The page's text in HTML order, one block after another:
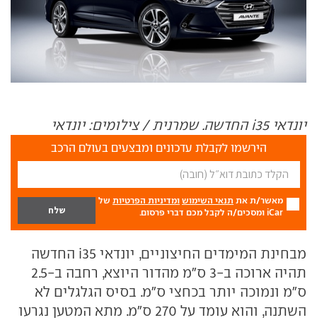
יונדאי i35 החדשה. שמרנית / צילומים: יונדאי
הירשמו לקבלת עדכונים ומבצעים בעולם הרכב
מאשר/ת את תנאי השימוש ומדיניות הפרטיות של
iCar ומסכים/ה לקבל מכם דברי פרסום.
מבחינת המימדים החיצוניים, יונדאי i35 החדשה
תהיה ארוכה ב-3 ס"מ מהדור היוצא, רחבה ב-2.5
ס"מ ונמוכה יותר בכחצי ס"מ. בסיס הגלגלים לא
השתנה, והוא עומד על 270 ס"מ. מתא המטען נגרעו